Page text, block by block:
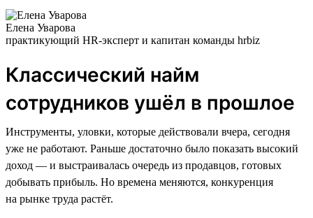
Елена Уварова
практикующий HR-эксперт и капитан команды hrbiz
Классический найм
сотрудников ушёл в прошлое
Инструменты, уловки, которые действовали вчера, сегодня
уже не работают. Раньше достаточно было показать высокий
доход — и выстраивалась очередь из продавцов, готовых
добывать прибыль. Но времена меняются, конкуренция
на рынке труда растёт.